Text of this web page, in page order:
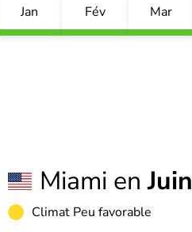
Jan Fév Mar
Miami enJuin
Climat Peu favorable